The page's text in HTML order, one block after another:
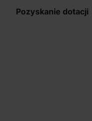
Pozyskanie dotacji